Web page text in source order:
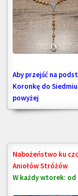
Aby przejść na
Koronkę do
powyżej
Nabożeństwo ku
Aniołów Stróżów
W każdy wtorek: od